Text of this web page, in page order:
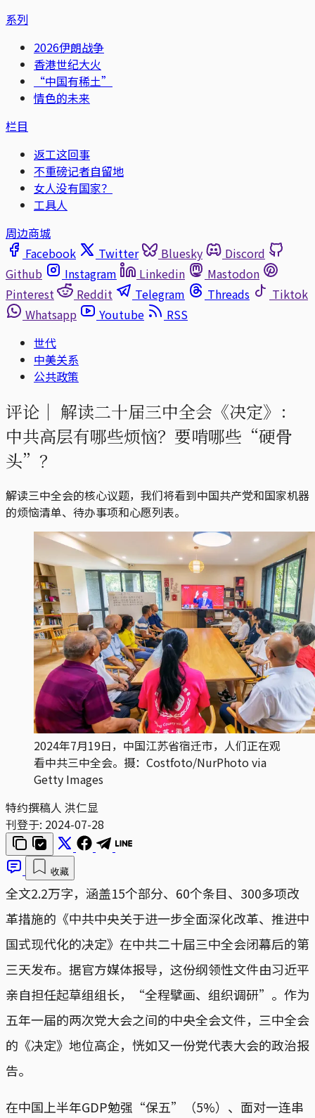
系列
2026伊朗战争
香港世纪大火
“中国有稀土”
情色的未来
栏目
返工这回事
不重磅记者自留地
女人没有国家？
工具人
周边商城
Facebook
Twitter Bluesky
Discord
Github
Instagram Linkedin
Mastodon
Pinterest
Reddit Telegram Threads
Tiktok
Whatsapp
Youtube
RSS
世代
中美关系
公共政策
评论｜ 解读二十届三中全会《决定》：
中共高层有哪些烦恼？要啃哪些“硬骨
头”？
解读三中全会的核心议题，我们将看到中国共产党和国家机器
的烦恼清单、待办事项和心愿列表。
2024年7月19日，中国江苏省宿迁市，人们正在观
看中共三中全会。摄：Costfoto/NurPhoto via
Getty Images
特约撰稿人 洪仁显
刊登于: 2024-07-28
收藏
全文2.2万字，涵盖15个部分、60个条目、300多项改
革措施的《中共中央关于进一步全面深化改革、推进中
国式现代化的决定》在中共二十届三中全会闭幕后的第
三天发布。据官方媒体报导，这份纲领性文件由习近平
亲自担任起草组组长，“全程擘画、组织调研”。作为
五年一届的两次党大会之间的中央全会文件，三中全会
的《决定》地位高企，恍如又一份党代表大会的政治报
告。
在中国上半年GDP勉强“保五”（5%）、面对一连串